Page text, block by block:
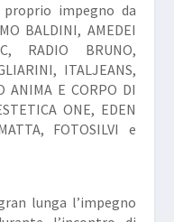
impegno da
BALDINI, AMEDEI
RADIO BRUNO,
ITALJEANS,
ANIMA E CORPO DI
ONE, EDEN
FOTOSILVI e
lunga l’impegno